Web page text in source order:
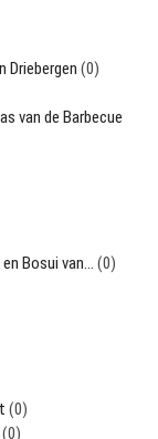
Driebergen (0)
van de Barbecue
Bosui van… (0)
(0)
(0)